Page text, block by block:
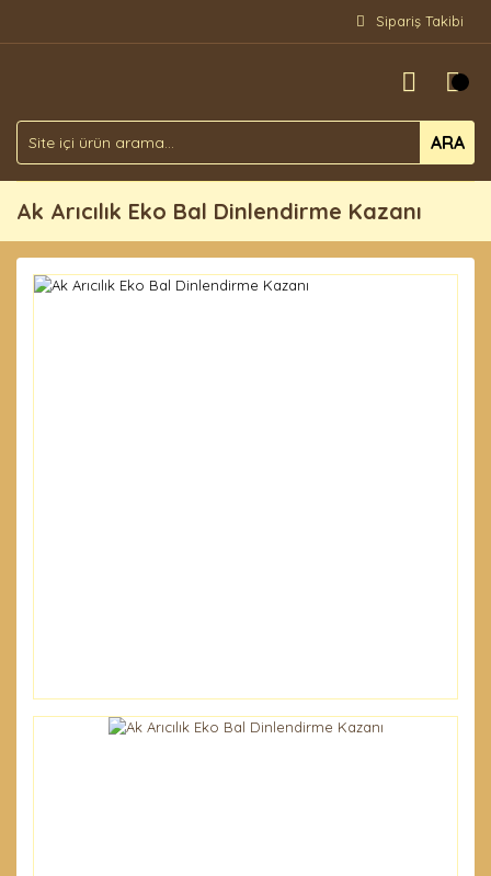
Sipariş Takibi
ARA
Ak Arıcılık Eko Bal Dinlendirme Kazanı